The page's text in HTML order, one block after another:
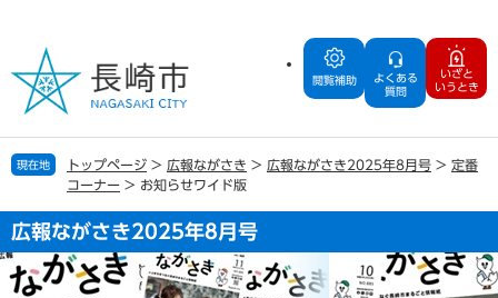
の
で
す
ー
ば
し
本
文
閲覧補助
よくある
質問
いざと
いうとき
現在地 トップページ > 広報ながさき > 広報ながさき2025年8月号 > 定番
コーナー > お知らせワイド版
広報ながさき2025年8月号